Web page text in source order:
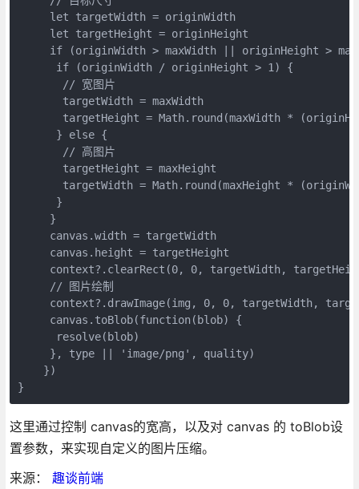
     let targetWidth = originWidth
     let targetHeight = originHeight
if (originWidth > maxWidth || originHeight >
      if (originWidth / originHeight > 1) {
       // 宽图片
       targetWidth = maxWidth
targetHeight = Math.round(maxWidth *
      } else {
       // 高图片
       targetHeight = maxHeight
targetWidth = Math.round(maxHeight *
      }
     }
     canvas.width = targetWidth
     canvas.height = targetHeight
context?.clearRect(0, 0, targetWidth,
     // 图片绘制
context?.drawImage(img, 0, 0, targetWidth,
     canvas.toBlob(function(blob) {
      resolve(blob)
     }, type || 'image/png', quality)
    })
}
这里通过控制 canvas的宽高，以及对 canvas 的 toBlob设
置参数，来实现自定义的图片压缩。
来源： 趣谈前端